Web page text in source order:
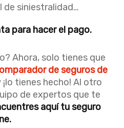
de siniestralidad…
para hacer el pago.
Ahora, solo tienes que
de seguros de
tienes hecho! Al otro
de expertos que te
aquí tu seguro